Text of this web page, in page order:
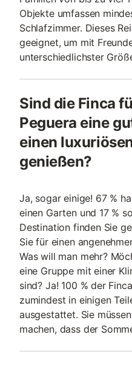
Objekte umfassen
Schlafzimmer. Dieses
geeignet, um mit
unterschiedlichster
Sind die Finca
Peguera eine
einen
genießen?
Ja, sogar einige! 67 %
einen Garten und 17 %
Destination finden Sie
Sie für einen
Was will man mehr?
eine Gruppe mit einer
sind? Ja! 100 % der
zumindest in einigen
ausgestattet. Sie
machen, dass der